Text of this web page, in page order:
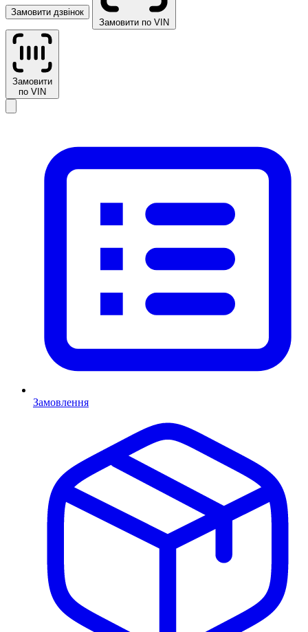
Замовити дзвінок
Замовити по VIN
Замовити
по VIN
Замовлення